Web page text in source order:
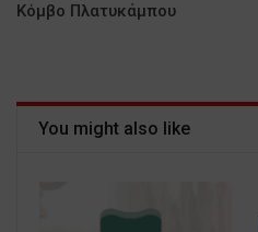
Κόμβο Πλατυκάμπου
You might also like